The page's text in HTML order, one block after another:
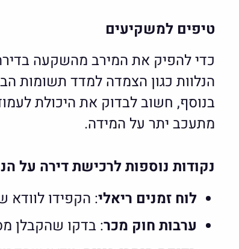
טיפים למשקיעים
כדי להפיק את המירב מהשקעה
הנלוות כגון הצמדה למדד תשומות
בנוסף, חשוב לבדוק את היכולת
מתעכב יתר על המידה.
נקודות נוספות לרכישת דירה על
לוח זמנים ריאלי: הקפידו לוודא
ערבות חוק מכר: בדקו שהקבלן